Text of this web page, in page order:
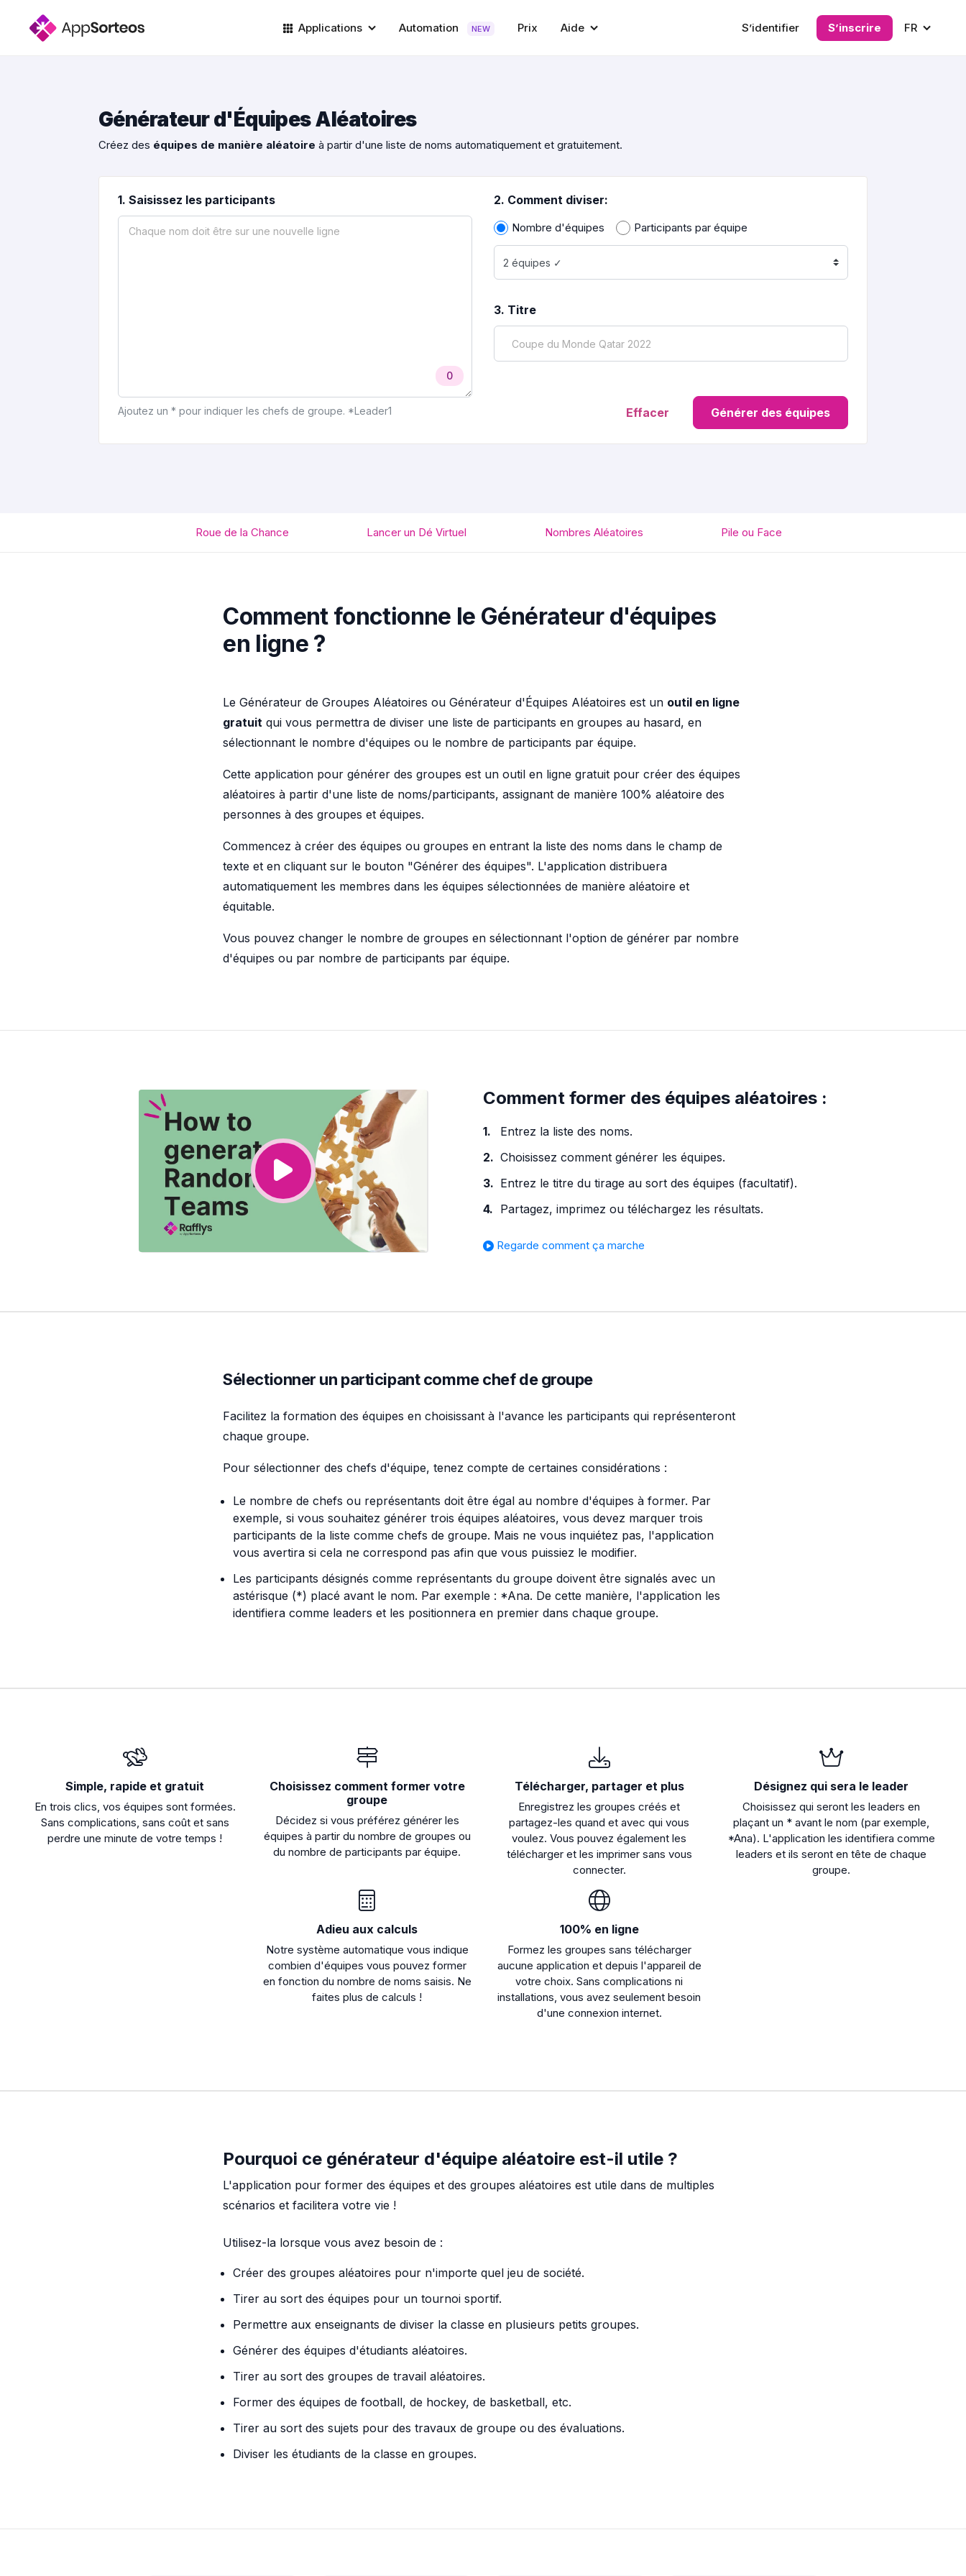
Applications Automation NEW Prix Aide S’identifier S’inscrire FR
Générateur d'Équipes Aléatoires
Créez des équipes de manière aléatoire à partir d'une liste de noms automatiquement et gratuitement.
1. Saisissez les participants
0
Ajoutez un * pour indiquer les chefs de groupe. *Leader1
2. Comment diviser:
Nombre d'équipes Participants par équipe
3. Titre
Effacer Générer des équipes
Roue de la Chance Lancer un Dé Virtuel Nombres Aléatoires Pile ou Face
Comment fonctionne le Générateur d'équipes
en ligne ?
Le Générateur de Groupes Aléatoires ou Générateur d'Équipes Aléatoires est un outil en ligne
gratuit qui vous permettra de diviser une liste de participants en groupes au hasard, en
sélectionnant le nombre d'équipes ou le nombre de participants par équipe.
Cette application pour générer des groupes est un outil en ligne gratuit pour créer des équipes
aléatoires à partir d'une liste de noms/participants, assignant de manière 100% aléatoire des
personnes à des groupes et équipes.
Commencez à créer des équipes ou groupes en entrant la liste des noms dans le champ de
texte et en cliquant sur le bouton "Générer des équipes". L'application distribuera
automatiquement les membres dans les équipes sélectionnées de manière aléatoire et
équitable.
Vous pouvez changer le nombre de groupes en sélectionnant l'option de générer par nombre
d'équipes ou par nombre de participants par équipe.
Comment former des équipes aléatoires :
Entrez la liste des noms.
Choisissez comment générer les équipes.
Entrez le titre du tirage au sort des équipes (facultatif).
Partagez, imprimez ou téléchargez les résultats.
Regarde comment ça marche
Sélectionner un participant comme chef de groupe
Facilitez la formation des équipes en choisissant à l'avance les participants qui représenteront
chaque groupe.
Pour sélectionner des chefs d'équipe, tenez compte de certaines considérations :
Le nombre de chefs ou représentants doit être égal au nombre d'équipes à former. Par
exemple, si vous souhaitez générer trois équipes aléatoires, vous devez marquer trois
participants de la liste comme chefs de groupe. Mais ne vous inquiétez pas, l'application
vous avertira si cela ne correspond pas afin que vous puissiez le modifier.
Les participants désignés comme représentants du groupe doivent être signalés avec un
astérisque (*) placé avant le nom. Par exemple : *Ana. De cette manière, l'application les
identifiera comme leaders et les positionnera en premier dans chaque groupe.
Simple, rapide et gratuit
En trois clics, vos équipes sont formées.
Sans complications, sans coût et sans
perdre une minute de votre temps !
Choisissez comment former votre
groupe
Décidez si vous préférez générer les
équipes à partir du nombre de groupes ou
du nombre de participants par équipe.
Télécharger, partager et plus
Enregistrez les groupes créés et
partagez-les quand et avec qui vous
voulez. Vous pouvez également les
télécharger et les imprimer sans vous
connecter.
Désignez qui sera le leader
Choisissez qui seront les leaders en
plaçant un * avant le nom (par exemple,
*Ana). L'application les identifiera comme
leaders et ils seront en tête de chaque
groupe.
Adieu aux calculs
Notre système automatique vous indique
combien d'équipes vous pouvez former
en fonction du nombre de noms saisis. Ne
faites plus de calculs !
100% en ligne
Formez les groupes sans télécharger
aucune application et depuis l'appareil de
votre choix. Sans complications ni
installations, vous avez seulement besoin
d'une connexion internet.
Pourquoi ce générateur d'équipe aléatoire est-il utile ?
L'application pour former des équipes et des groupes aléatoires est utile dans de multiples
scénarios et facilitera votre vie !
Utilisez-la lorsque vous avez besoin de :
Créer des groupes aléatoires pour n'importe quel jeu de société.
Tirer au sort des équipes pour un tournoi sportif.
Permettre aux enseignants de diviser la classe en plusieurs petits groupes.
Générer des équipes d'étudiants aléatoires.
Tirer au sort des groupes de travail aléatoires.
Former des équipes de football, de hockey, de basketball, etc.
Tirer au sort des sujets pour des travaux de groupe ou des évaluations.
Diviser les étudiants de la classe en groupes.